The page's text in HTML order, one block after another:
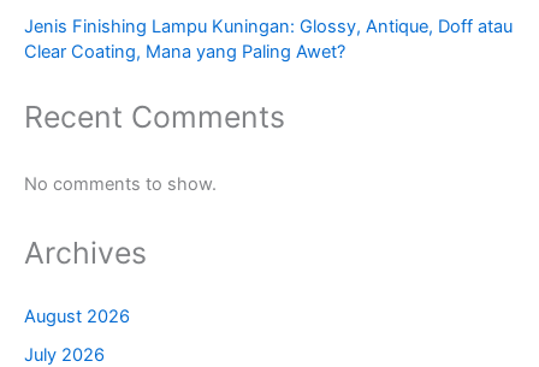
Jenis Finishing Lampu Kuningan: Glossy, Antique, Doff atau
Clear Coating, Mana yang Paling Awet?
Recent Comments
No comments to show.
Archives
August 2026
July 2026